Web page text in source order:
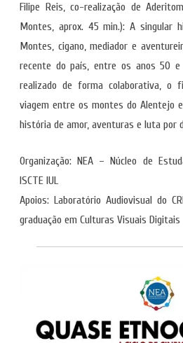
Filipe Reis, co-realização de
Montes, aprox. 45 min.): A singular
Montes, cigano, mediador e
recente do país, entre os anos 50 e
realizado de forma colaborativa, o
viagem entre os montes do Alentejo
história de amor, aventuras e luta por
Organização: NEA – Núcleo de
ISCTE IUL
Apoios: Laboratório Audiovisual do
graduação em Culturas Visuais Digitais